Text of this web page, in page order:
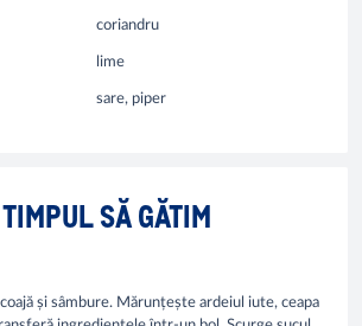
coriandru
lime
sare, piper
SĂ GĂTIM
și sâmbure. Mărunțește ardeiul iute, ceapa